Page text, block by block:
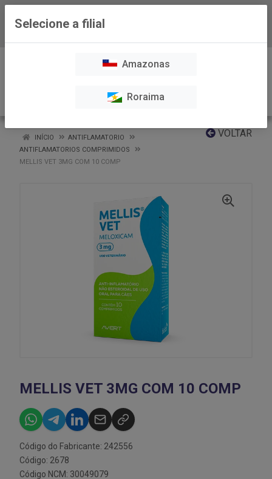
VOLTAR
INÍCIO
ANTIFLAMATORIO
ANTIFLAMATORIOS COMPRIMIDOS
MELLIS VET 3MG COM 10 COMP
MELLIS VET 3MG COM 10 COMP
Código do Fabricante: 242556
Código: 2678
Código NCM: 30049079
Selecione a filial
Amazonas
Roraima